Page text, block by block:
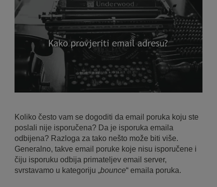
Koliko često vam se dogoditi da email poruka koju ste
poslali nije isporučena? Da je isporuka emaila
odbijena? Razloga za tako nešto može biti više.
Generalno, takve email poruke koje nisu isporučene i
čiju isporuku odbija primateljev email server,
svrstavamo u kategoriju „bounce“ emaila poruka.